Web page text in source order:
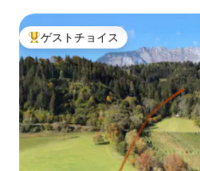
大好評のゲストチョイスです。
ゲストチョイス